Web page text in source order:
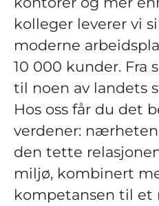
kolleger leverer vi
moderne
10 000 kunder. Fra
til noen av landets
Hos oss får du det
verdener:
den tette
miljø, kombinert
kompetansen til et